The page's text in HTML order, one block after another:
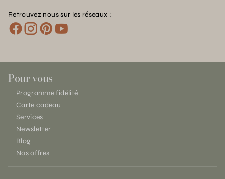
Retrouvez nous sur les réseaux :
Pour vous
Programme fidélité
Carte cadeau
Services
Newsletter
Blog
Nos offres